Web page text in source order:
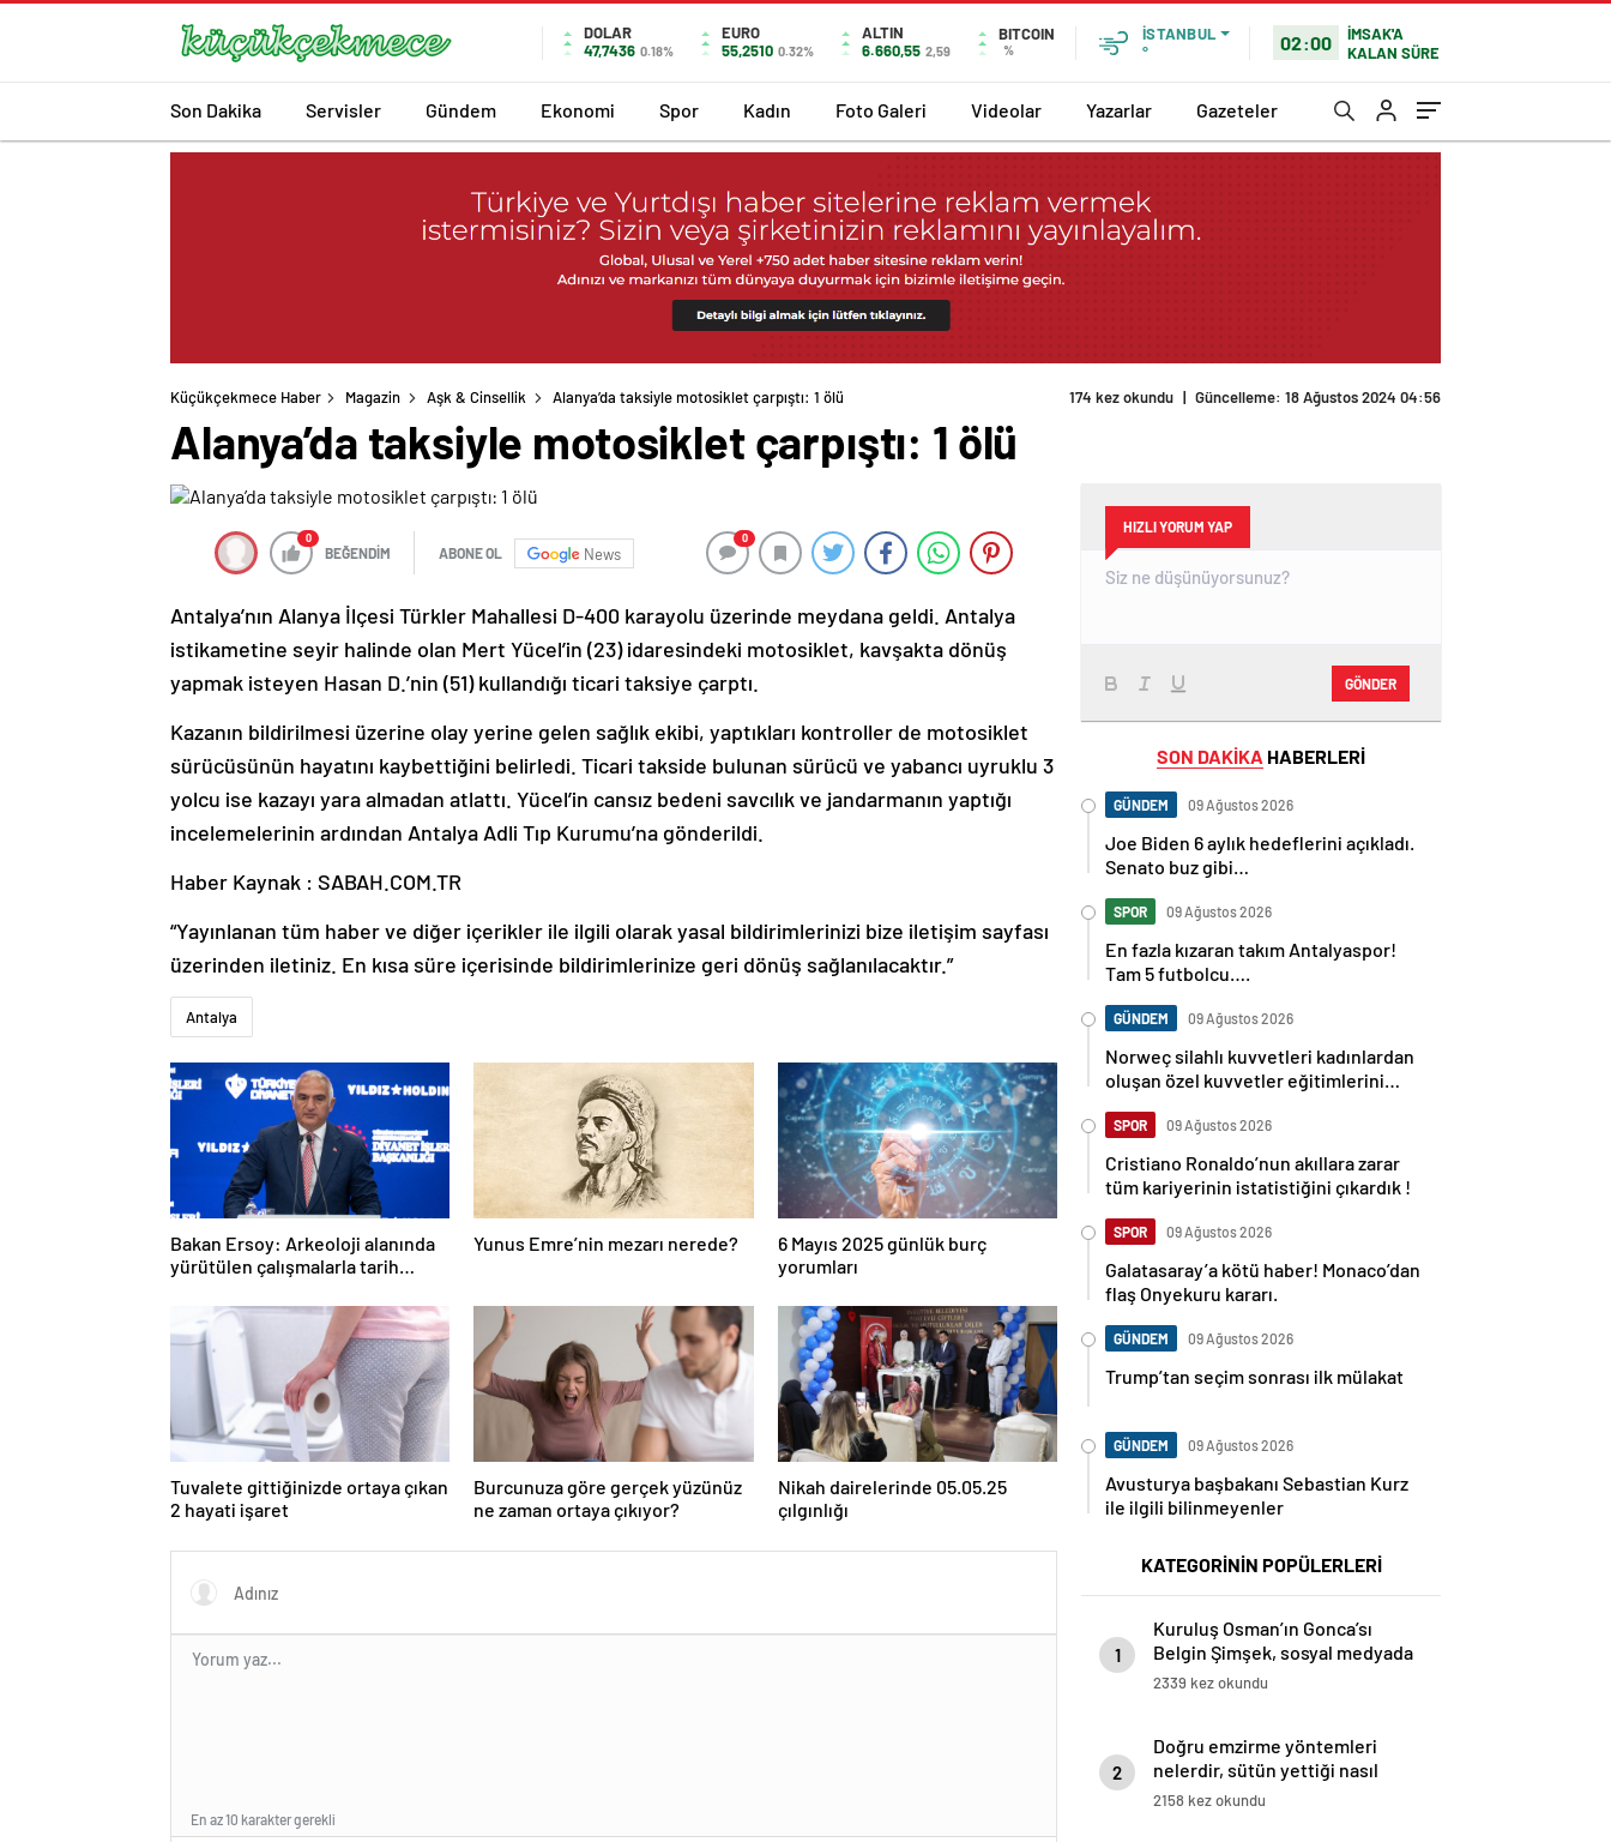
DOLAR
47,7436 0.18%
EURO
55,2510 0.32%
ALTIN
6.660,55 2,59
BITCOIN
%
İSTANBUL
°
02:00
İMSAK'A
KALAN SÜRE
Son Dakika Servisler Gündem Ekonomi Spor Kadın Foto Galeri Videolar Yazarlar Gazeteler
Küçükçekmece Haber Magazin Aşk & Cinsellik Alanya’da taksiyle motosiklet çarpıştı: 1 ölü 174 kez okundu | Güncelleme: 18 Ağustos 2024 04:56
Alanya’da taksiyle motosiklet çarpıştı: 1 ölü
0
BEĞENDİM ABONE OL News
0
Antalya’nın Alanya İlçesi Türkler Mahallesi D-400 karayolu üzerinde meydana geldi. Antalya
istikametine seyir halinde olan Mert Yücel’in (23) idaresindeki motosiklet, kavşakta dönüş
yapmak isteyen Hasan D.’nin (51) kullandığı ticari taksiye çarptı.
Kazanın bildirilmesi üzerine olay yerine gelen sağlık ekibi, yaptıkları kontroller de motosiklet
sürücüsünün hayatını kaybettiğini belirledi. Ticari takside bulunan sürücü ve yabancı uyruklu 3
yolcu ise kazayı yara almadan atlattı. Yücel’in cansız bedeni savcılık ve jandarmanın yaptığı
incelemelerinin ardından Antalya Adli Tıp Kurumu’na gönderildi.
Haber Kaynak : SABAH.COM.TR
“Yayınlanan tüm haber ve diğer içerikler ile ilgili olarak yasal bildirimlerinizi bize iletişim sayfası
üzerinden iletiniz. En kısa süre içerisinde bildirimlerinize geri dönüş sağlanılacaktır.”
Antalya
Bakan Ersoy: Arkeoloji alanında
yürütülen çalışmalarla tarih
Yunus Emre’nin mezarı nerede?
6 Mayıs 2025 günlük burç
yorumları
Tuvalete gittiğinizde ortaya çıkan
2 hayati işaret
Burcunuza göre gerçek yüzünüz
ne zaman ortaya çıkıyor?
Nikah dairelerinde 05.05.25
çılgınlığı
En az 10 karakter gerekli
HIZLI YORUM YAP
GÖNDER
SON DAKİKA HABERLERİ
GÜNDEM 09 Ağustos 2026
Joe Biden 6 aylık hedeflerini açıkladı.
Senato buz gibi…
SPOR 09 Ağustos 2026
En fazla kızaran takım Antalyaspor!
Tam 5 futbolcu….
GÜNDEM 09 Ağustos 2026
Norweç silahlı kuvvetleri kadınlardan
oluşan özel kuvvetler eğitimlerini
SPOR 09 Ağustos 2026
Cristiano Ronaldo’nun akıllara zarar
tüm kariyerinin istatistiğini çıkardık !
SPOR 09 Ağustos 2026
Galatasaray’a kötü haber! Monaco’dan
flaş Onyekuru kararı.
GÜNDEM 09 Ağustos 2026
Trump’tan seçim sonrası ilk mülakat
GÜNDEM 09 Ağustos 2026
Avusturya başbakanı Sebastian Kurz
ile ilgili bilinmeyenler
KATEGORİNİN POPÜLERLERİ
1
Kuruluş Osman’ın Gonca’sı
Belgin Şimşek, sosyal medyada
uğradığı linç ve mobbinge karşı
2339 kez okundu
2
Doğru emzirme yöntemleri
nelerdir, sütün yettiği nasıl
anlaşılır?
2158 kez okundu